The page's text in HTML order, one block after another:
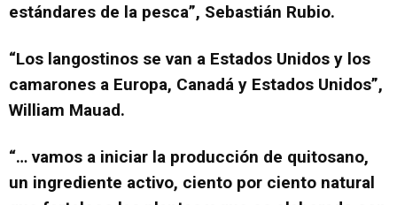
estándares de la pesca”, Sebastián Rubio.
“Los langostinos se van a Estados Unidos y los
camarones a Europa, Canadá y Estados Unidos”,
William Mauad.
“… vamos a iniciar la producción de quitosano,
un ingrediente activo, ciento por ciento natural